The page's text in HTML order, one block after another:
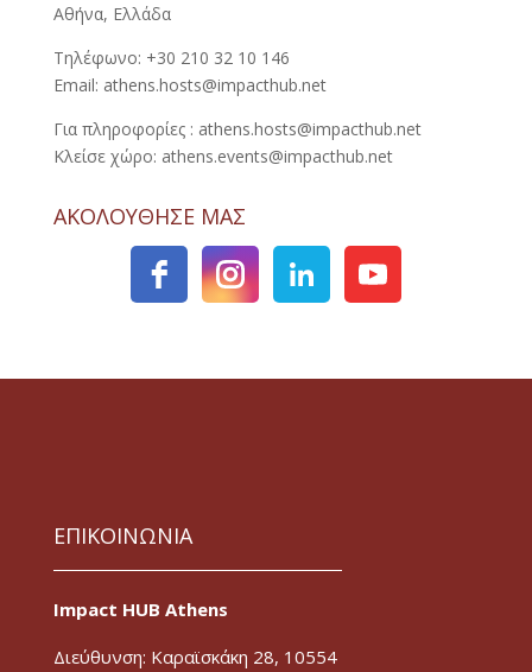
Αθήνα, Ελλάδα
Τηλέφωνο: +30 210 32 10 146
Email: athens.hosts@impacthub.net
Για πληροφορίες : athens.hosts@impacthub.net
Κλείσε χώρο: athens.events@impacthub.net
ΑΚΟΛΟΥΘΗΣΕ ΜΑΣ
ΕΠΙΚΟΙΝΩΝΙΑ
Impact HUB Athens
Διεύθυνση: Καραϊσκάκη 28, 10554